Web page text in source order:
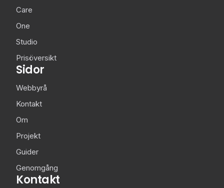
Kontakt
Care
One
Studio
Prisöversikt
Sidor
Webbyrå
Kontakt
Om
Projekt
Guider
Genomgång